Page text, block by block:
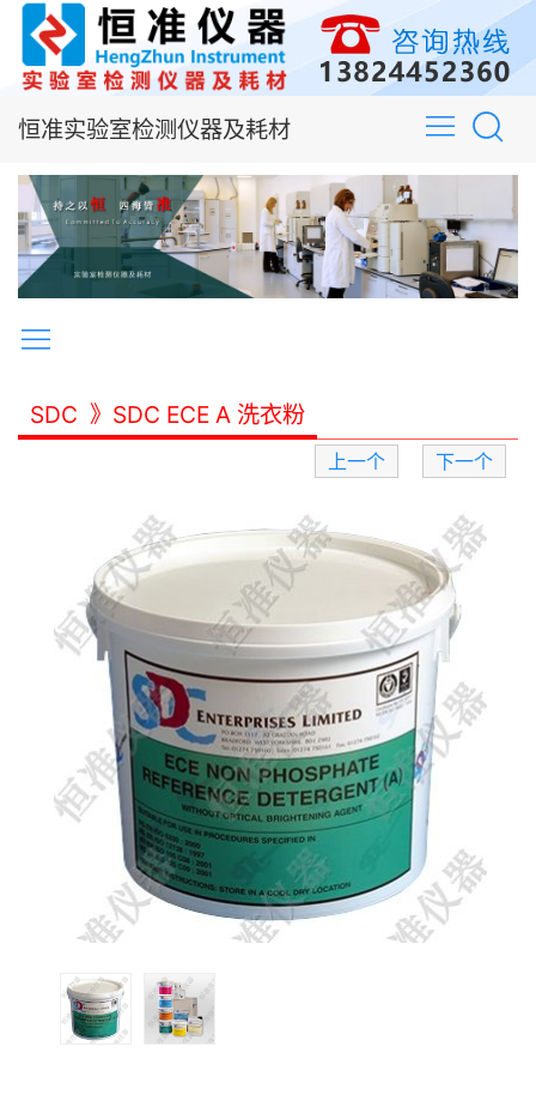
恒准实验室检测仪器及耗材
SDC 》SDC ECE A 洗衣粉
上一个 下一个